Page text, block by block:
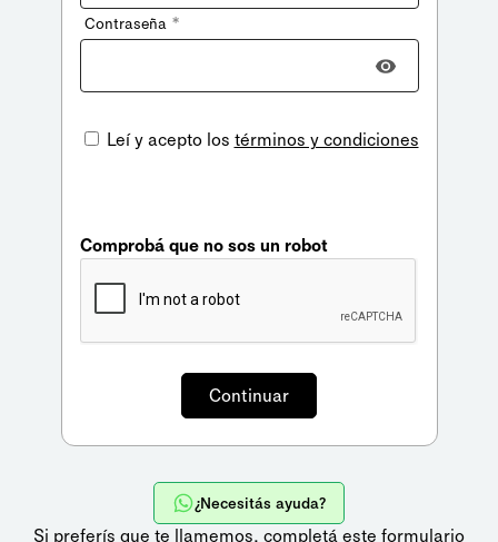
+598
Contraseña *
Leí y acepto los términos y condiciones
Comprobá que no sos un robot
¿Necesitás ayuda?
Si preferís que te llamemos, completá este formulario